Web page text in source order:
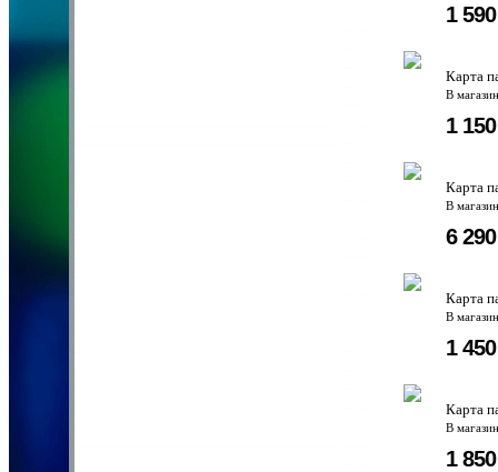
1
Карта
В
1
Карта
В
6
Карта
В
1
Карта
В
1